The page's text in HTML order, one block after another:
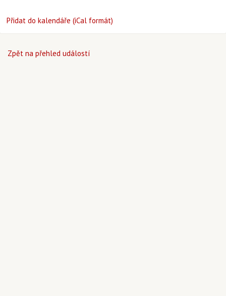
Přidat do kalendáře (iCal formát)
Zpět na přehled událostí